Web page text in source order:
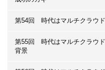
第54回 時代はマルチクラウ
第55回 時代はマルチクラウ
背景